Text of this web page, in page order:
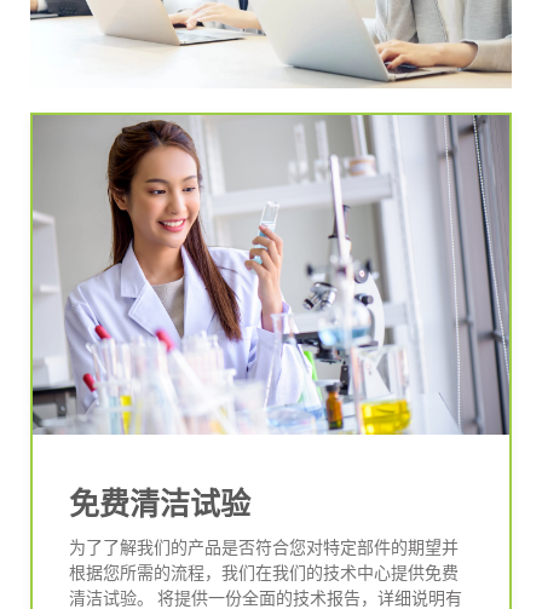
免费清洁试验
为了了解我们的产品是否符合您对特定部件的期望并
根据您所需的流程，我们在我们的技术中心提供免费
清洁试验。 将提供一份全面的技术报告，详细说明有